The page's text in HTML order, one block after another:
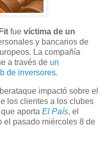
fue víctima de un
y bancarios de
La compañía
a través de un
de inversores.
impactó sobre el
los clientes a los clubes
aporta El País, el
el pasado miércoles 8 de